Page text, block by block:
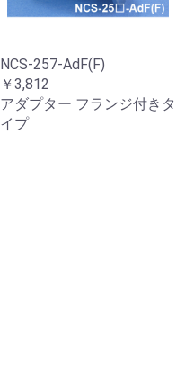
NCS-257-AdF(F)
￥3,812
アダプター フランジ付きタ
イプ